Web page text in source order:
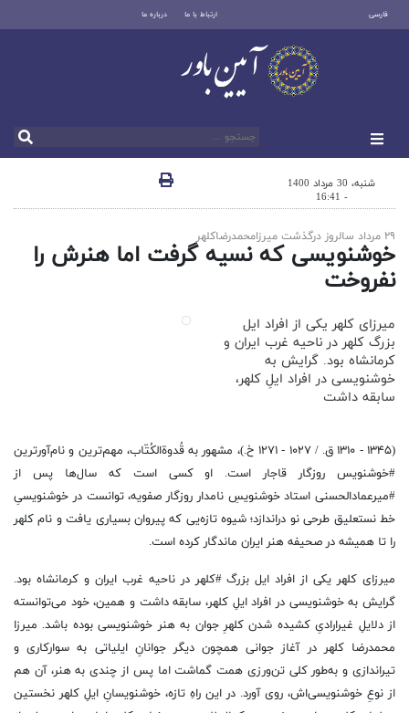
فارسی ارتباط با ما درباره ما
شنبه، 30 مرداد 1400
- 16:41
۲۹ مرداد سالروز درگذشت ميرزامحمدرضاكلهر
خوشنویسی که نسیه گرفت اما هنرش را
نفروخت
میرزای کلهر یکی از افراد ایل
بزرگ کلهر در ناحیه غرب ایران و
کرمانشاه بود. گرایش به
خوشنویسی در افراد ایلِ کلهر،
سابقه داشت
(۱۳۴۵ - ۱۳۱۰ ق. / ۱۰۲۷ - ۱۲۷۱ خ.)، مشهور به قُدوةالکُتّاب، مهم‌ترین و نام‌آورترین
#خوشنویس روزگار قاجار است. او کسی است که سال‌ها پس از
#میرعمادالحسنی استاد خوشنویسِ نامدار روزگار صفویه، توانست در خوشنویسیِ
خط نستعلیق طرحی نو دراندازد؛ شیوه تازه‌یی که پیروان بسیاری یافت و نام کلهر
را تا همیشه در صحیفه هنر ایران ماندگار کرده است.
میرزای کلهر یکی از افراد ایل بزرگ #کلهر در ناحیه غرب ایران و کرمانشاه بود.
گرایش به خوشنویسی در افراد ایلِ کلهر، سابقه داشت و همین، خود می‌توانسته
از دلایلِ غیرارادیِ کشیده شدن کلهرِ جوان به هنر خوشنویسی بوده باشد. میرزا
محمدرضا کلهر در آغاز جوانی همچون دیگر جوانانِ ایلیاتی به سوارکاری و
تیراندازی و به‌طور کلی تن‌ورزی همت گماشت اما پس از چندی به هنر، آن هم
از نوعِ خوشنویسی‌اش، روی آورد. در این راهِ تازه، خوشنویسانِ ایلِ کلهر نخستین